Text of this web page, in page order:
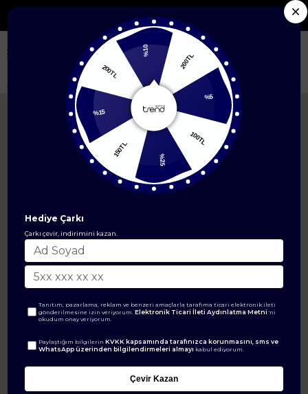
Seçili Yeni Sezon Ürünlerde %50'ye Varan İndirim
ÜST GİYİM Tunik Modelleri Kolları Ribanalı Yarım
%10 200TL
%5
100TL
%25
150TL
%15
200TL
Hediye Çarkı
Çarkı çevir, indirimini kazan.
Tanıtım, pazarlama, reklam ve benzeri amaçlarla tarafıma ticari elektronik ileti
gönderilmesine izin veriyorum.Elektronik Ticari İleti Aydınlatma Metni 'ni
okudum onay veriyorum.
Paylaştığım bilgilerinKVKK kapsamında tarafınızca korunmasını, sms ve
WhatsApp üzerinden bilgilendirmeleri almayı kabul ediyorum.
Çevir Kazan